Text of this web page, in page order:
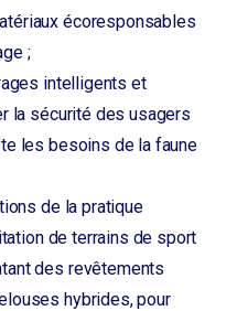
écoresponsables
;
intelligents et
la sécurité des usagers
les besoins de la faune
de la pratique
de terrains de sport
des revêtements
hybrides, pour